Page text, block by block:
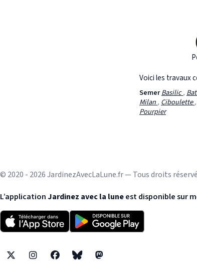
Voici les travaux
SemerBasilic,
Milan, Ciboulette,
Pourpier
© 2020 - 2026 JardinezAvecLaLune.fr — Tous droits
L’application Jardinez avec la luneest disponible sur
X InstagramFacebookBlueskyMastodon